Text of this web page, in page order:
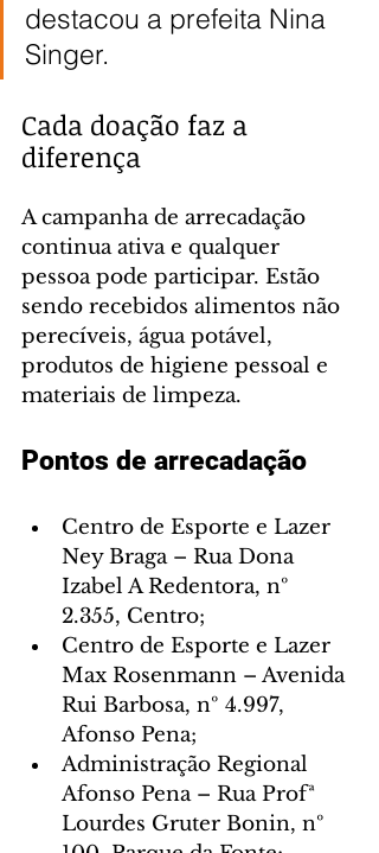
destacou a prefeita Nina
Singer.
Cada doação faz a
diferença
A campanha de arrecadação
continua ativa e qualquer
pessoa pode participar. Estão
sendo recebidos alimentos não
perecíveis, água potável,
produtos de higiene pessoal e
materiais de limpeza.
Pontos de arrecadação
Centro de Esporte e Lazer
Ney Braga – Rua Dona
Izabel A Redentora, nº
2.355, Centro;
Centro de Esporte e Lazer
Max Rosenmann – Avenida
Rui Barbosa, nº 4.997,
Afonso Pena;
Administração Regional
Afonso Pena – Rua Profª
Lourdes Gruter Bonin, nº